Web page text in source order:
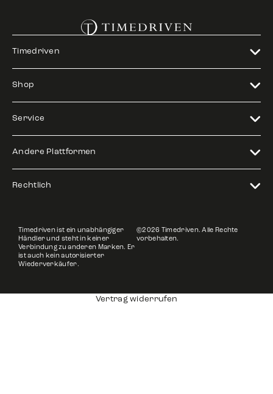
Timedriven
Shop
Service
Andere Plattformen
Rechtlich
Timedriven ist ein unabhängiger
Händler und steht in keiner
Verbindung zu anderen Marken. Er
ist auch kein autorisierter
Wiederverkäufer.
©2026 Timedriven. Alle Rechte
vorbehalten.
Vertrag widerrufen